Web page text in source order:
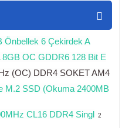
Önbellek 6 Çekirdek A
OC GDDR6 128 Bit E
(OC) DDR4 SOKET AM4
M.2 SSD (Okuma 2400MB
CL16 DDR4 Singl 2